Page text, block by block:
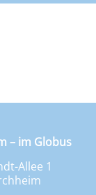
– im Globus
Allee 1